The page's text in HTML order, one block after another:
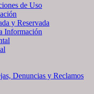
de Uso
y Reservada
Información
Denuncias y Reclamos